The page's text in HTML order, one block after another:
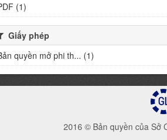
(1)
Giấy phép
quyền mở phi th... (1)
2016 © Bản quyền của Sở